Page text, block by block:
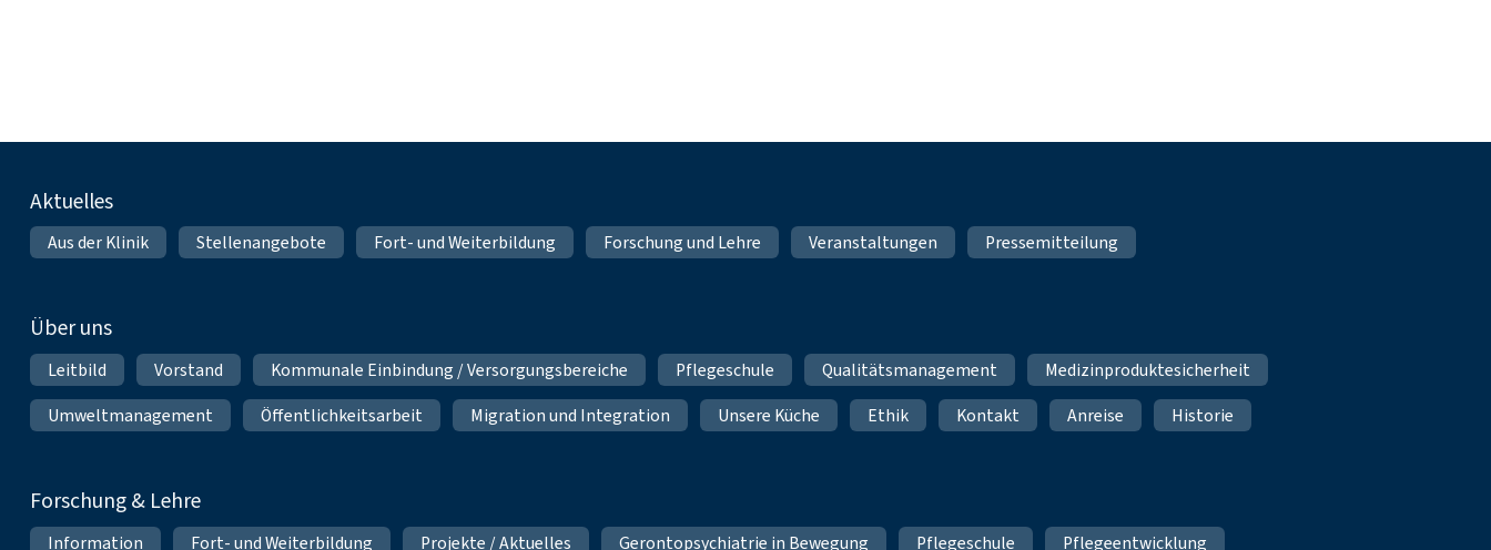
Fußnavigation
Aktuelles
Aus der Klinik Stellenangebote Fort- und Weiterbildung Forschung und Lehre Veranstaltungen Pressemitteilung
Über uns
Leitbild Vorstand Kommunale Einbindung / Versorgungsbereiche Pflegeschule Qualitätsmanagement
Medizinproduktesicherheit
Umweltmanagement
Öffentlichkeitsarbeit Migration und Integration Unsere Küche Ethik Kontakt Anreise Historie
Forschung & Lehre
Information Fort- und Weiterbildung Projekte / Aktuelles Gerontopsychiatrie in Bewegung Pflegeschule Pflegeentwicklung